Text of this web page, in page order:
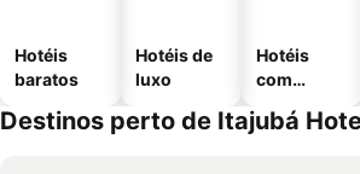
Hotéis
baratos
Hotéis de
luxo
Hotéis
com
Destinos perto de Itajubá